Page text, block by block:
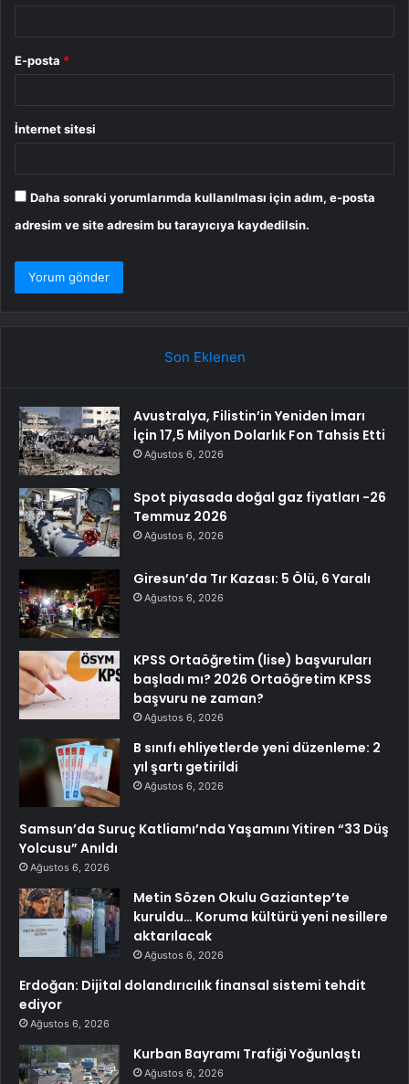
E-posta *
İnternet sitesi
Daha sonraki yorumlarımda kullanılması için adım, e-posta
adresim ve site adresim bu tarayıcıya kaydedilsin.
Son Eklenen
Avustralya, Filistin’in Yeniden İmarı
İçin 17,5 Milyon Dolarlık Fon Tahsis Etti
Ağustos 6, 2026
Spot piyasada doğal gaz fiyatları -26
Temmuz 2026
Ağustos 6, 2026
Giresun’da Tır Kazası: 5 Ölü, 6 Yaralı
Ağustos 6, 2026
KPSS Ortaöğretim (lise) başvuruları
başladı mı? 2026 Ortaöğretim KPSS
başvuru ne zaman?
Ağustos 6, 2026
B sınıfı ehliyetlerde yeni düzenleme: 2
yıl şartı getirildi
Ağustos 6, 2026
Samsun’da Suruç Katliamı’nda Yaşamını Yitiren “33 Düş
Yolcusu” Anıldı
Ağustos 6, 2026
Metin Sözen Okulu Gaziantep’te
kuruldu… Koruma kültürü yeni nesillere
aktarılacak
Ağustos 6, 2026
Erdoğan: Dijital dolandırıcılık finansal sistemi tehdit
ediyor
Ağustos 6, 2026
Kurban Bayramı Trafiği Yoğunlaştı
Ağustos 6, 2026